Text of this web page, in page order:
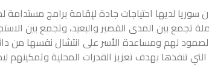
سوريا لديها احتياجات جادة لإقامة برامج
تجمع بين المدى القصير والبعيد، وتجمع بين
لهم ومساعدة الأسر على انتشال نفسها من
تنفذها بهدف تعزيز القدرات المحلية وتمكينهم